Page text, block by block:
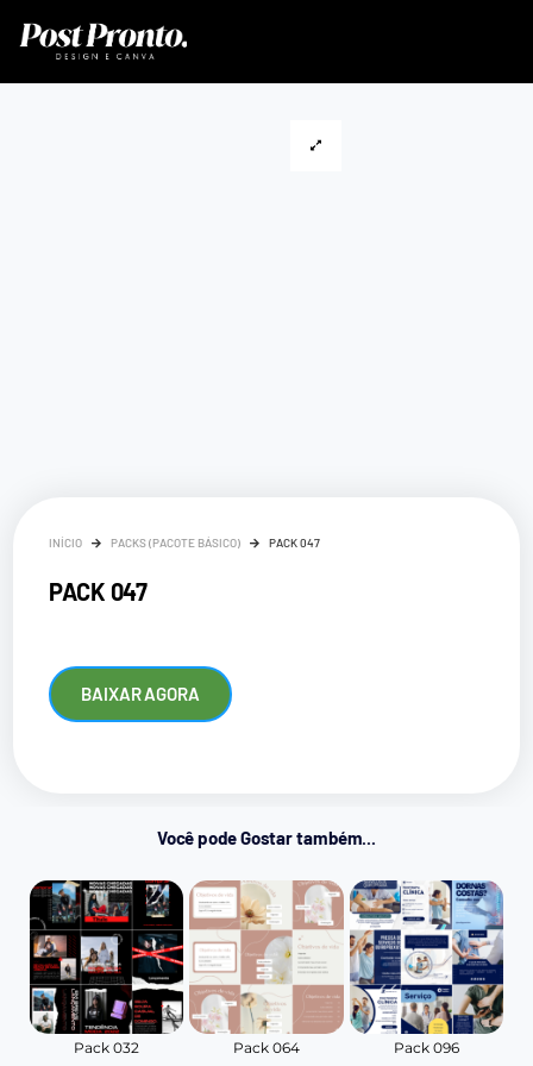
INÍCIO PACKS (PACOTE BÁSICO) PACK 047
PACK 047
BAIXAR AGORA
Você pode Gostar também...
Pack 032 Pack 064 Pack 096